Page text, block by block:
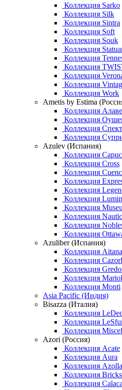
Коллекция Sarko
Коллекция Silk
Коллекция Sintra
Коллекция Soft
Коллекция Souk
Коллекция
Коллекция
Коллекция
Коллекция
Коллекция
Коллекция Work
Ametis by Estima
Коллекция
Коллекция
Коллекция
Коллекция
Azulev (Испания)
Коллекция
Коллекция Cross
Коллекция
Коллекция
Коллекция
Коллекция
Коллекция
Коллекция
Коллекция
Коллекция
Azuliber (Испания)
Коллекция Aitana
Коллекция
Коллекция
Коллекция
Коллекция Monti
Asia Pacific (Индия)
Bisazza (Италия)
Коллекция
Коллекция
Коллекция
Azori (Россия)
Коллекция Acate
Коллекция Aura
Коллекция Azolla
Коллекция Bricks
Коллекция